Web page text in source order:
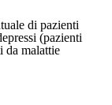
di pazienti
(pazienti
da malattie